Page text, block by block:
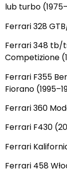
lub turbo
Ferrari 328
Ferrari 348 tb/
Competizione
Ferrari F355
Fiorano
Ferrari 360
Ferrari F430
Ferrari
Ferrari 458